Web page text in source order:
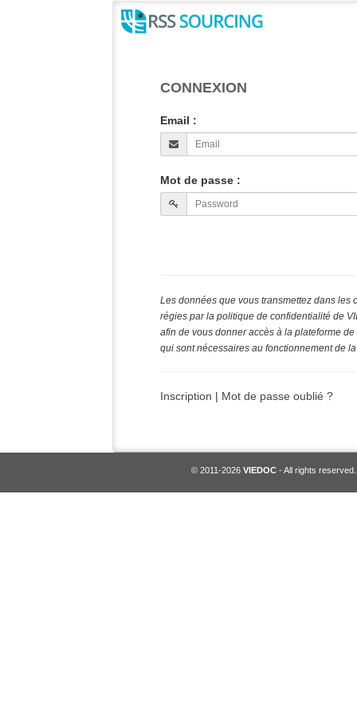
CONNEXION
Email :
Mot de passe :
Les données que vous transmettez dans
régies par la politique de confidentialité de
afin de vous donner accès à la plateforme
qui sont nécessaires au fonctionnement de
Inscription | Mot de passe oublié ?
© 2011-2026 VIEDOC - All rights